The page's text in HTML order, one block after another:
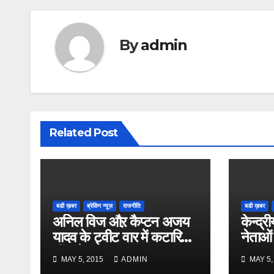
Byadmin
Related Post
बडी ख़बर ब्रेकिंग न्यूज़ राजनीति
अनिल विज औऱ कैप्टन अजय
यादव के ट्वीट वार में कटारिया
भी कूदे
MAY 5, 2015 ADMIN
बडी ख़बर
नेताओं
MAY